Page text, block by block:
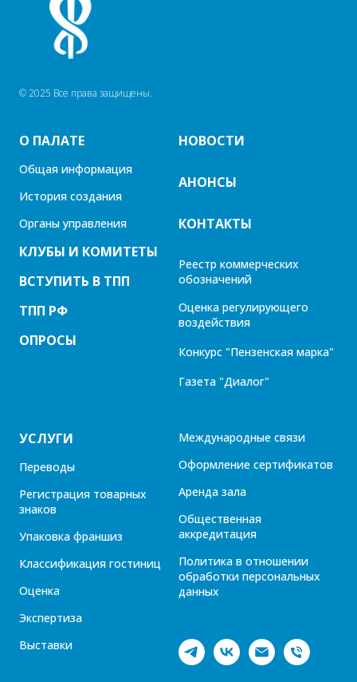
© 2025 Все права защищены.
О ПАЛАТЕ
Общая информация
История создания
Органы управления
КЛУБЫ И КОМИТЕТЫ
ВСТУПИТЬ В ТПП
ТПП РФ
ОПРОСЫ
НОВОСТИ
АНОНСЫ
КОНТАКТЫ
Реестр коммерческих
обозначений
Оценка регулирующего
воздействия
Конкурс "Пензенская марка"
Газета "Диалог"
УСЛУГИ
Переводы
Регистрация товарных
знаков
Упаковка франшиз
Классификация гостиниц
Оценка
Экспертиза
Выставки
Международные связи
Оформление сертификатов
Аренда зала
Общественная
аккредитация
Политика в отношении
обработки персональных
данных